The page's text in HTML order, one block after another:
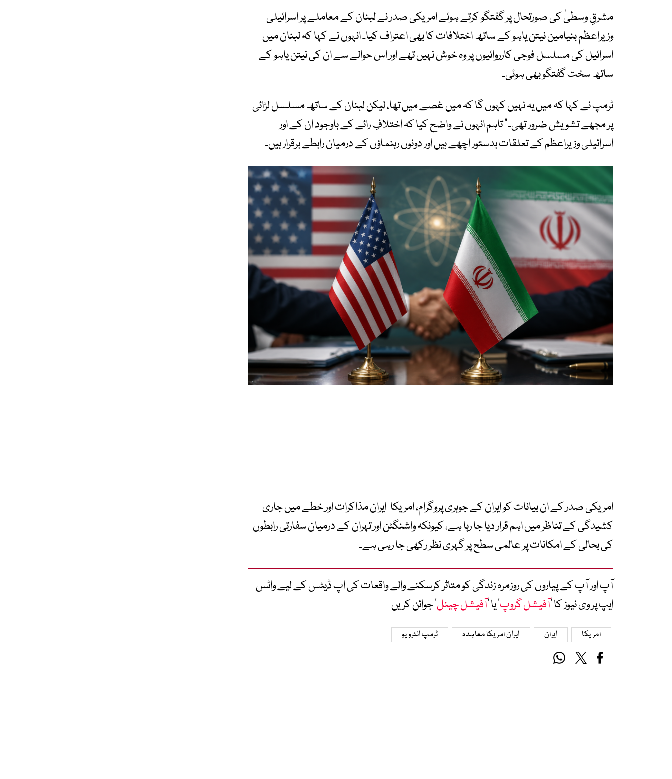
مشرقِ وسطیٰ کی صورتحال پر گفتگو کرتے ہوئے امریکی صدر نے لبنان کے معاملے پر اسرائیلی
وزیراعظم بنیامین نیتن یاہو کے ساتھ اختلافات کا بھی اعتراف کیا۔ انہوں نے کہا کہ لبنان میں
اسرائیل کی مسلسل فوجی کارروائیوں پر وہ خوش نہیں تھے اور اس حوالے سے ان کی نیتن یاہو کے
ساتھ سخت گفتگو بھی ہوئی۔
ٹرمپ نے کہا کہ میں یہ نہیں کہوں گا کہ میں غصے میں تھا، لیکن لبنان کے ساتھ مسلسل لڑائی
پر مجھے تشویش ضرور تھی۔” تاہم انہوں نے واضح کیا کہ اختلافِ رائے کے باوجود ان کے اور
اسرائیلی وزیراعظم کے تعلقات بدستور اچھے ہیں اور دونوں رہنماؤں کے درمیان رابطے برقرار ہیں۔
امریکی صدر کے ان بیانات کو ایران کے جوہری پروگرام، امریکا-ایران مذاکرات اور خطے میں جاری
کشیدگی کے تناظر میں اہم قرار دیا جا رہا ہے، کیونکہ واشنگٹن اور تہران کے درمیان سفارتی رابطوں
کی بحالی کے امکانات پر عالمی سطح پر گہری نظر رکھی جا رہی ہے۔
آپ اور آپ کے پیاروں کی روزمرہ زندگی کو متاثر کرسکنے والے واقعات کی اپ ڈیٹس کے لیے واٹس
ایپ پر وی نیوز کا ’آفیشل گروپ‘ یا ’آفیشل چینل‘ جوائن کریں
امریکا ایران ایران امریکا معاہدہ ٹرمپ انٹرویو